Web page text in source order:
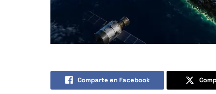
Comparte en Facebook